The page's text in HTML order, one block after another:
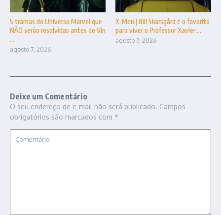
5 tramas do Universo Marvel que
NÃO serão resolvidas antes de Vin
...
agosto 7, 2026
X-Men | Bill Skarsgård é o favorito
para viver o Professor Xavier ...
agosto 7, 2026
Deixe um Comentário
O seu endereço de e-mail não será publicado. Campos
obrigatórios são marcados com *